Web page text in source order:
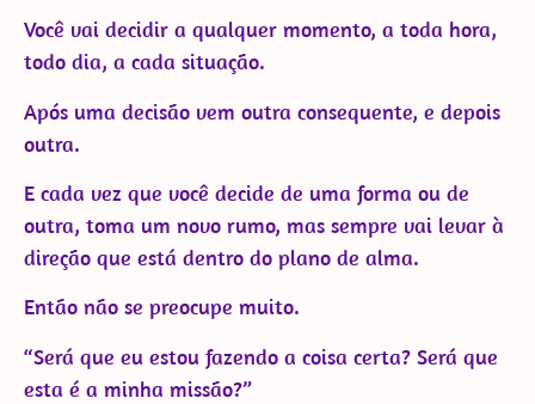
Você vai decidir a qualquer momento, a toda hora,
todo dia, a cada situação.
Após uma decisão vem outra consequente, e depois
outra.
E cada vez que você decide de uma forma ou de
outra, toma um novo rumo, mas sempre vai levar à
direção que está dentro do plano de alma.
Então não se preocupe muito.
“Será que eu estou fazendo a coisa certa? Será que
esta é a minha missão?”